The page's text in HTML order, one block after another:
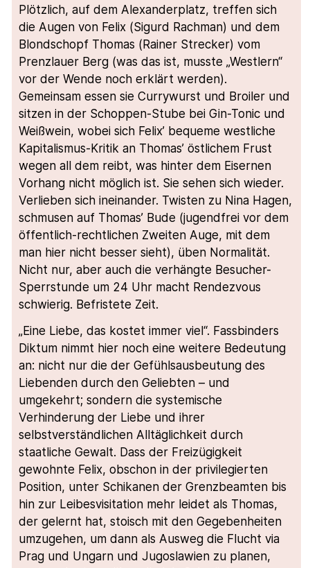
Plötzlich, auf dem Alexanderplatz, treffen sich
die Augen von Felix (Sigurd Rachman) und dem
Blondschopf Thomas (Rainer Strecker) vom
Prenzlauer Berg (was das ist, musste „Westlern“
vor der Wende noch erklärt werden).
Gemeinsam essen sie Currywurst und Broiler und
sitzen in der Schoppen-Stube bei Gin-Tonic und
Weißwein, wobei sich Felix’ bequeme westliche
Kapitalismus-Kritik an Thomas’ östlichem Frust
wegen all dem reibt, was hinter dem Eisernen
Vorhang nicht möglich ist. Sie sehen sich wieder.
Verlieben sich ineinander. Twisten zu Nina Hagen,
schmusen auf Thomas’ Bude (jugendfrei vor dem
öffentlich-rechtlichen Zweiten Auge, mit dem
man hier nicht besser sieht), üben Normalität.
Nicht nur, aber auch die verhängte Besucher-
Sperrstunde um 24 Uhr macht Rendezvous
schwierig. Befristete Zeit.
„Eine Liebe, das kostet immer viel“. Fassbinders
Diktum nimmt hier noch eine weitere Bedeutung
an: nicht nur die der Gefühlsausbeutung des
Liebenden durch den Geliebten – und
umgekehrt; sondern die systemische
Verhinderung der Liebe und ihrer
selbstverständlichen Alltäglichkeit durch
staatliche Gewalt. Dass der Freizügigkeit
gewohnte Felix, obschon in der privilegierten
Position, unter Schikanen der Grenzbeamten bis
hin zur Leibesvisitation mehr leidet als Thomas,
der gelernt hat, stoisch mit den Gegebenheiten
umzugehen, um dann als Ausweg die Flucht via
Prag und Ungarn und Jugoslawien zu planen,